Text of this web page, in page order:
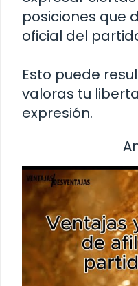
posiciones que
oficial del
Esto puede
valoras tu
expresión.